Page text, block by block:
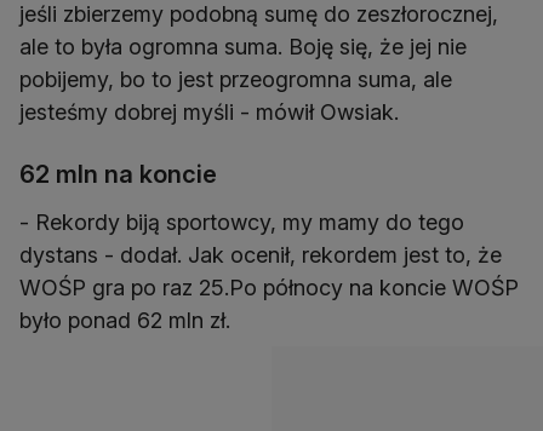
jeśli zbierzemy podobną sumę do zeszłorocznej,
ale to była ogromna suma. Boję się, że jej nie
pobijemy, bo to jest przeogromna suma, ale
jesteśmy dobrej myśli - mówił Owsiak.
62 mln na koncie
- Rekordy biją sportowcy, my mamy do tego
dystans - dodał. Jak ocenił, rekordem jest to, że
WOŚP gra po raz 25.Po północy na koncie WOŚP
było ponad 62 mln zł.